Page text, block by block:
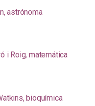
astrónoma
i Roig, matemática
bioquímica